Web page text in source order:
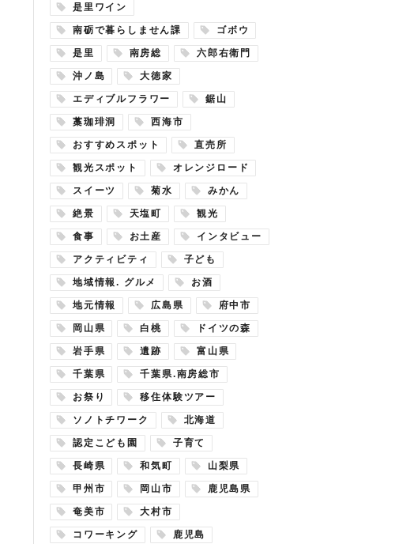
是里ワイン
南砺で暮らしません課 ゴボウ
是里 南房総 六郎右衛門
沖ノ島 大徳家
エディブルフラワー 鋸山
藁珈琲洞 西海市
おすすめスポット 直売所
観光スポット オレンジロード
スイーツ 菊水 みかん
絶景 天塩町 観光
食事 お土産 インタビュー
アクティビティ 子ども
地域情報. グルメ お酒
地元情報 広島県 府中市
岡山県 白桃 ドイツの森
岩手県 遺跡 富山県
千葉県 千葉県.南房総市
お祭り 移住体験ツアー
ソノトチワーク 北海道
認定こども園 子育て
長崎県 和気町 山梨県
甲州市 岡山市 鹿児島県
奄美市 大村市
コワーキング 鹿児島